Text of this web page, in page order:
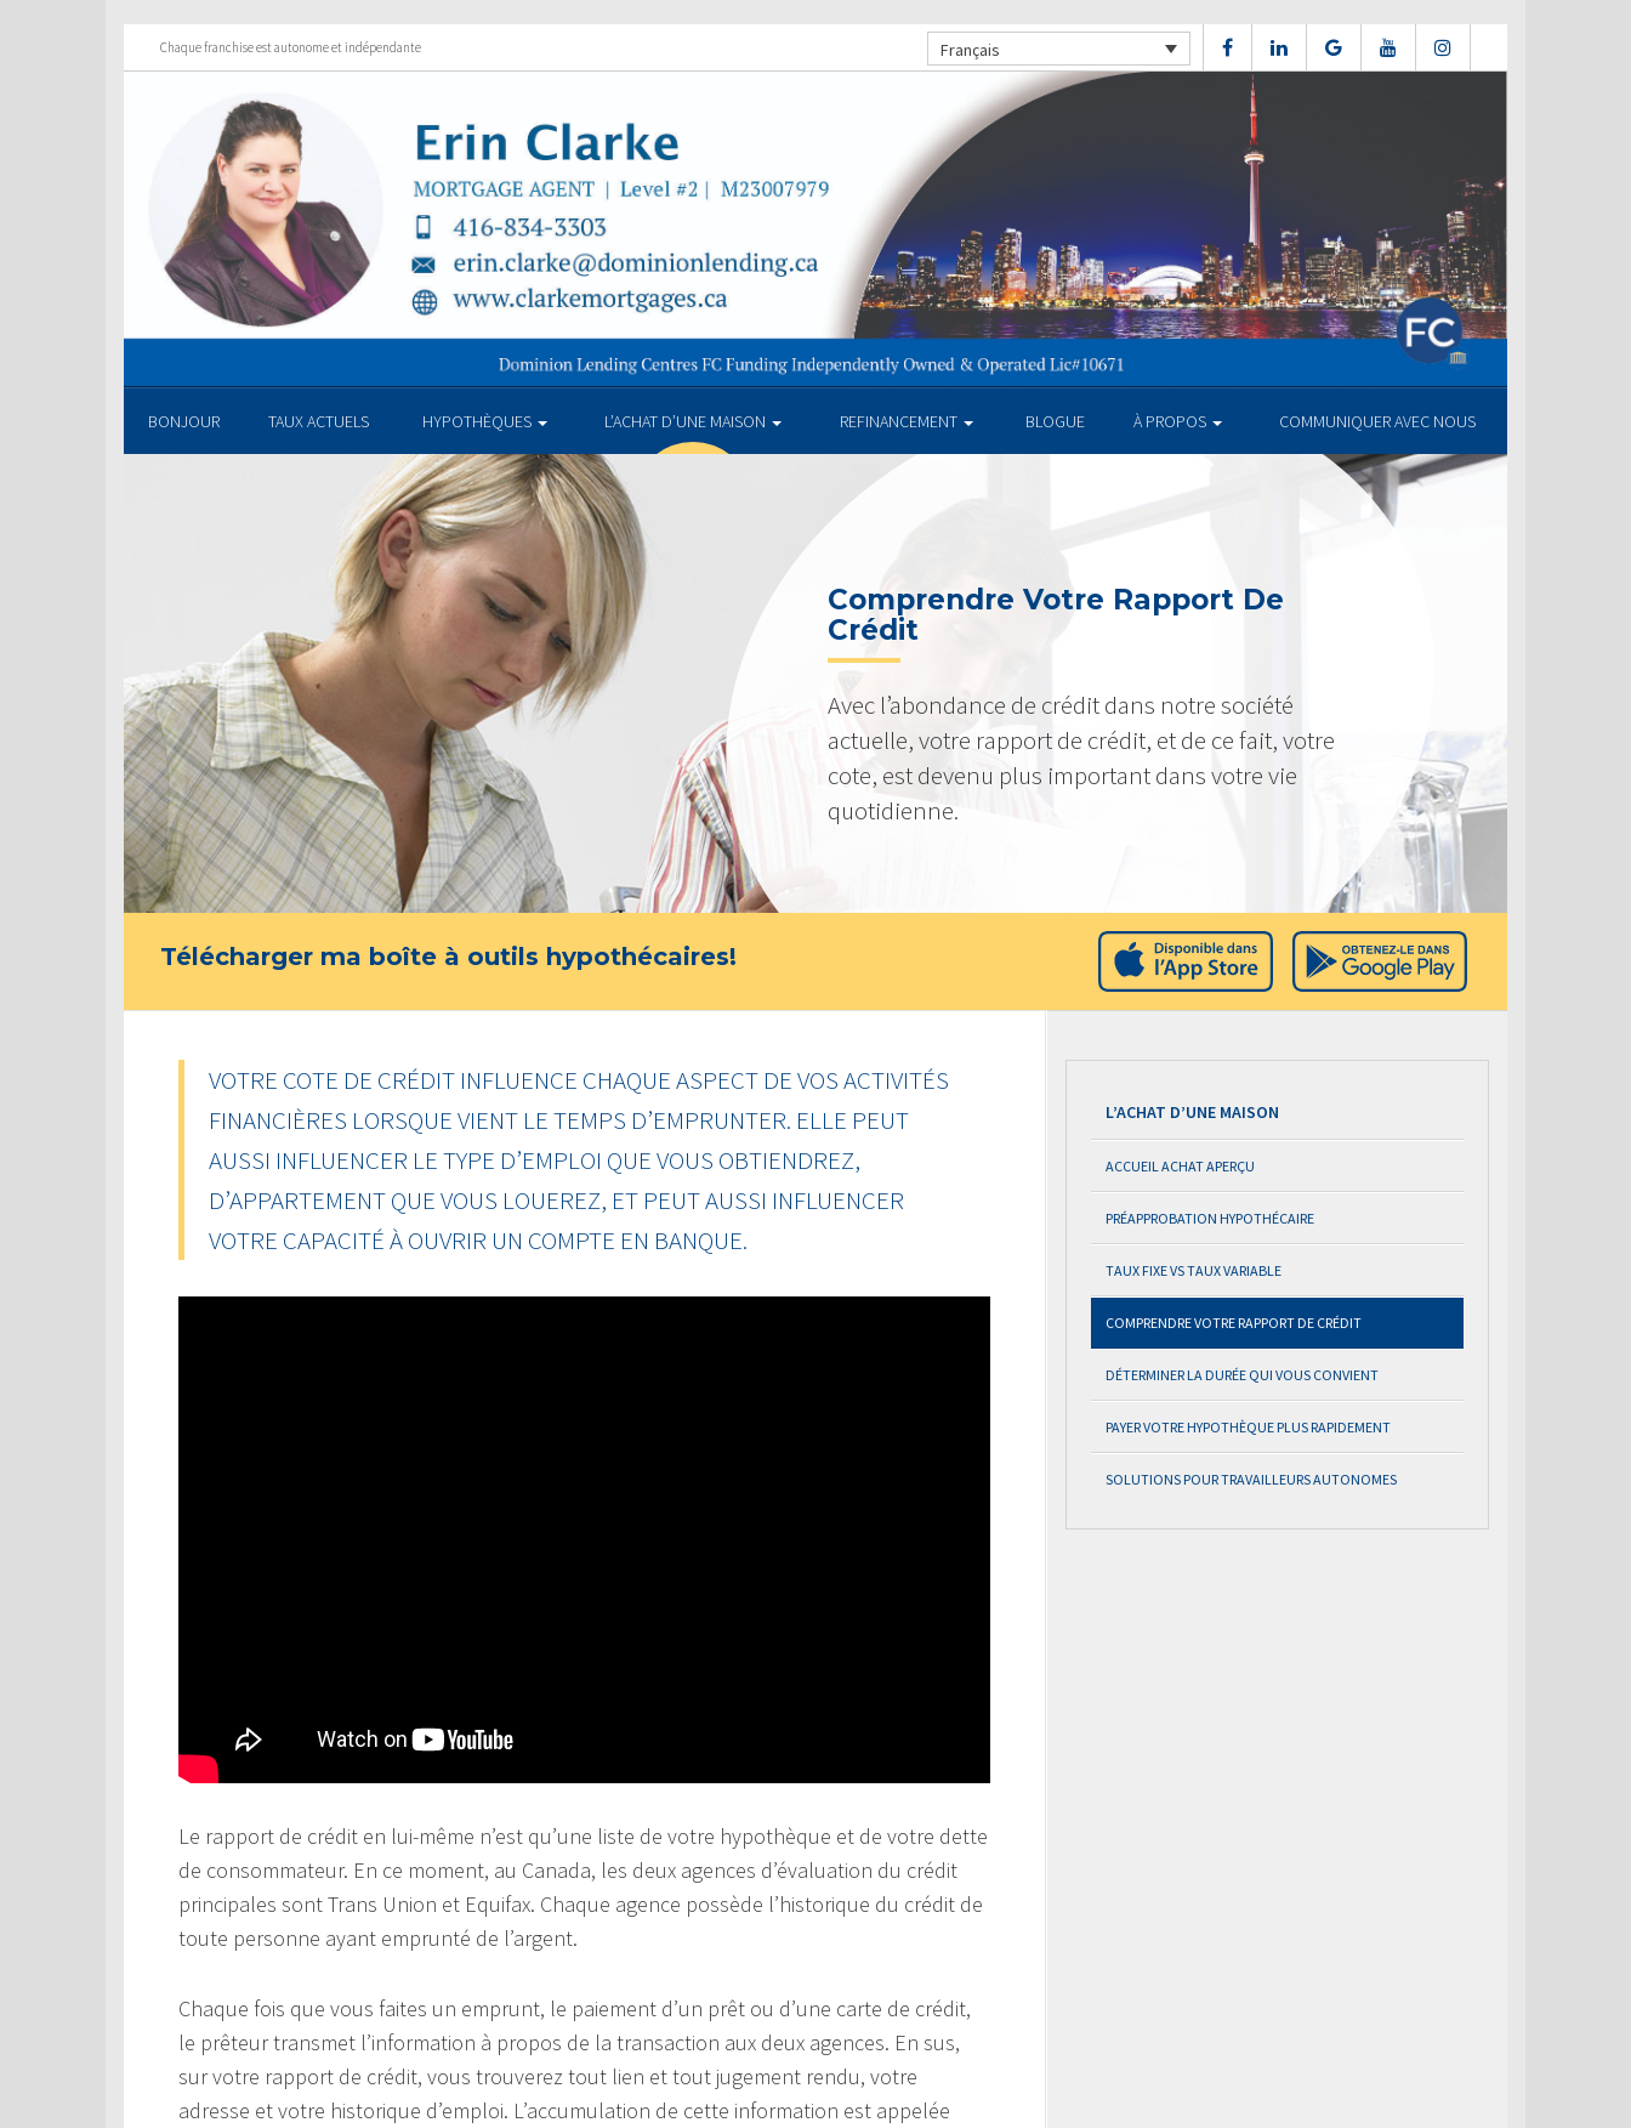
Chaque franchise est autonome et indépendante Français
BONJOUR TAUX ACTUELS HYPOTHÈQUES L’ACHAT D’UNE MAISON REFINANCEMENT BLOGUE À PROPOS COMMUNIQUER AVEC NOUS
Comprendre Votre Rapport De
Crédit
Avec l’abondance de crédit dans notre société
actuelle, votre rapport de crédit, et de ce fait, votre
cote, est devenu plus important dans votre vie
quotidienne.
Télécharger ma boîte à outils hypothécaires!
VOTRE COTE DE CRÉDIT INFLUENCE CHAQUE ASPECT DE VOS ACTIVITÉS
FINANCIÈRES LORSQUE VIENT LE TEMPS D’EMPRUNTER. ELLE PEUT
AUSSI INFLUENCER LE TYPE D’EMPLOI QUE VOUS OBTIENDREZ,
D’APPARTEMENT QUE VOUS LOUEREZ, ET PEUT AUSSI INFLUENCER
VOTRE CAPACITÉ À OUVRIR UN COMPTE EN BANQUE.
Le rapport de crédit en lui-même n’est qu’une liste de votre hypothèque et de votre dette
de consommateur. En ce moment, au Canada, les deux agences d’évaluation du crédit
principales sont Trans Union et Equifax. Chaque agence possède l’historique du crédit de
toute personne ayant emprunté de l’argent.
Chaque fois que vous faites un emprunt, le paiement d’un prêt ou d’une carte de crédit,
le prêteur transmet l’information à propos de la transaction aux deux agences. En sus,
sur votre rapport de crédit, vous trouverez tout lien et tout jugement rendu, votre
adresse et votre historique d’emploi. L’accumulation de cette information est appelée
L’ACHAT D’UNE MAISON
ACCUEIL ACHAT APERÇU
PRÉAPPROBATION HYPOTHÉCAIRE
TAUX FIXE VS TAUX VARIABLE
COMPRENDRE VOTRE RAPPORT DE CRÉDIT
DÉTERMINER LA DURÉE QUI VOUS CONVIENT
PAYER VOTRE HYPOTHÈQUE PLUS RAPIDEMENT
SOLUTIONS POUR TRAVAILLEURS AUTONOMES